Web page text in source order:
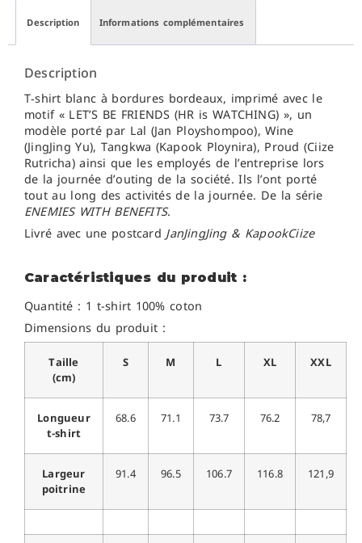
Description Informations complémentaires
Description
T‑shirt blanc à bordures bordeaux, imprimé avec le
motif « LET’S BE FRIENDS (HR is WATCHING) », un
modèle porté par Lal (Jan Ployshompoo), Wine
(JingJing Yu), Tangkwa (Kapook Ploynira), Proud (Ciize
Rutricha) ainsi que les employés de l’entreprise lors
de la journée d’outing de la société. Ils l’ont porté
tout au long des activités de la journée. De la série
ENEMIES WITH BENEFITS.
Livré avec une postcard JanJingJing & KapookCiize
Caractéristiques du produit :
Quantité : 1 t-shirt 100% coton
Dimensions du produit :
Taille
(cm)
S M L XL XXL
Longueur
t-shirt
68.6 71.1 73.7 76.2 78,7
Largeur
poitrine
91.4 96.5 106.7 116.8 121,9